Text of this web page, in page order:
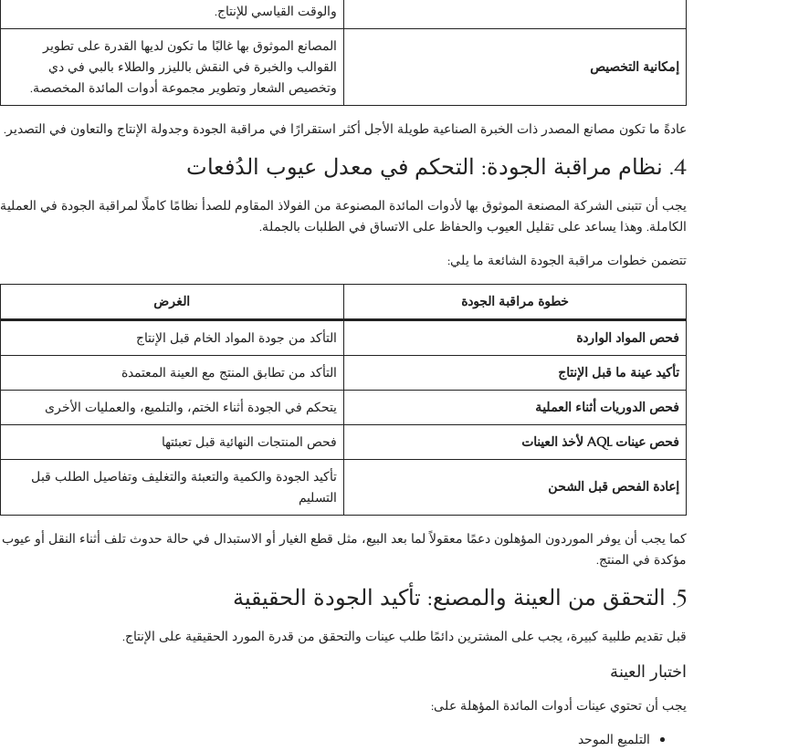
والوقت القياسي للإنتاج.
إمكانية التخصيص
المصانع الموثوق بها غالبًا ما تكون لديها القدرة على تطوير
القوالب والخبرة في النقش بالليزر والطلاء بالبي في دي
وتخصيص الشعار وتطوير مجموعة أدوات المائدة المخصصة.
عادةً ما تكون مصانع المصدر ذات الخبرة الصناعية طويلة الأجل أكثر استقرارًا في مراقبة الجودة وجدولة الإنتاج والتعاون في التصدير.
4. نظام مراقبة الجودة: التحكم في معدل عيوب الدُفعات
يجب أن تتبنى الشركة المصنعة الموثوق بها لأدوات المائدة المصنوعة من الفولاذ المقاوم للصدأ نظامًا كاملًا لمراقبة الجودة في العملية
الكاملة. وهذا يساعد على تقليل العيوب والحفاظ على الاتساق في الطلبات بالجملة.
تتضمن خطوات مراقبة الجودة الشائعة ما يلي:
خطوة مراقبة الجودة الغرض
فحص المواد الواردة التأكد من جودة المواد الخام قبل الإنتاج
تأكيد عينة ما قبل الإنتاج التأكد من تطابق المنتج مع العينة المعتمدة
فحص الدوريات أثناء العملية يتحكم في الجودة أثناء الختم، والتلميع، والعمليات الأخرى
فحص عينات AQL لأخذ العينات فحص المنتجات النهائية قبل تعبئتها
إعادة الفحص قبل الشحن
تأكيد الجودة والكمية والتعبئة والتغليف وتفاصيل الطلب قبل
التسليم
كما يجب أن يوفر الموردون المؤهلون دعمًا معقولاً لما بعد البيع، مثل قطع الغيار أو الاستبدال في حالة حدوث تلف أثناء النقل أو عيوب
مؤكدة في المنتج.
5. التحقق من العينة والمصنع: تأكيد الجودة الحقيقية
قبل تقديم طلبية كبيرة، يجب على المشترين دائمًا طلب عينات والتحقق من قدرة المورد الحقيقية على الإنتاج.
اختبار العينة
يجب أن تحتوي عينات أدوات المائدة المؤهلة على:
التلميع الموحد